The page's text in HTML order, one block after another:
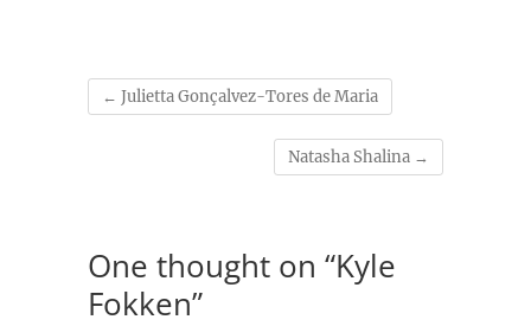
← Julietta Gonçalvez-Tores de Maria
Natasha Shalina →
One thought on “Kyle
Fokken”